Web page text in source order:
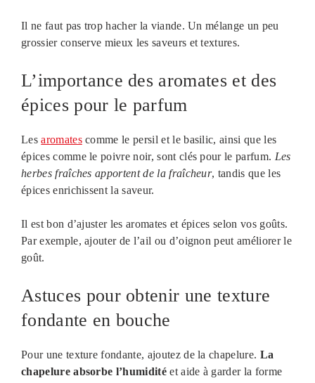
Il ne faut pas trop hacher la viande. Un mélange un peu
grossier conserve mieux les saveurs et textures.
L’importance des aromates et des
épices pour le parfum
Lesaromatescomme le persil et le basilic, ainsi que les
épices comme le poivre noir, sont clés pour le parfum. Les
herbes fraîches apportent de la fraîcheur, tandis que les
épices enrichissent la saveur.
Il est bon d’ajuster les aromates et épices selon vos goûts.
Par exemple, ajouter de l’ail ou d’oignon peut améliorer le
goût.
Astuces pour obtenir une texture
fondante en bouche
Pour une texture fondante, ajoutez de la chapelure. La
chapelure absorbe l’humiditéet aide à garder la forme